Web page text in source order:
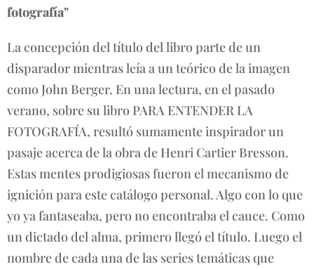
fotografía"
La concepción del título del libro parte de un
disparador mientras leía a un teórico de la imagen
como John Berger. En una lectura, en el pasado
verano, sobre su libro PARA ENTENDER LA
FOTOGRAFÍA, resultó sumamente inspirador un
pasaje acerca de la obra de Henri Cartier Bresson.
Estas mentes prodigiosas fueron el mecanismo de
ignición para este catálogo personal. Algo con lo que
yo ya fantaseaba, pero no encontraba el cauce. Como
un dictado del alma, primero llegó el título. Luego el
nombre de cada una de las series temáticas que